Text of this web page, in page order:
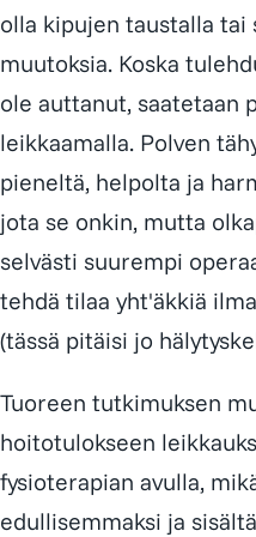
olla kipujen taustalla tai
muutoksia. Koska
ole auttanut, saatetaan
leikkaamalla. Polven
pieneltä, helpolta ja
jota se onkin, mutta
selvästi suurempi
tehdä tilaa yht'äkkiä
(tässä pitäisi jo
Tuoreen tutkimuksen
hoitotulokseen
fysioterapian avulla,
edullisemmaksi ja